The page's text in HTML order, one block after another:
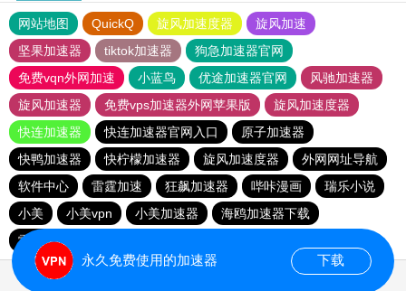
网站地图 QuickQ 旋风加速度器
旋风加速
坚果加速器
tiktok加速器
狗急加速器官网
免费vqn外网加速
小蓝鸟 优途加速器官网
风驰加速器
旋风加速器
免费vps加速器外网苹果版
旋风加速度器
快连加速器
快连加速器官网入口
原子加速器
快鸭加速器
快柠檬加速器 旋风加速度器
外网网址导航
软件中心
雷霆加速 狂飙加速器 哔咔漫画
瑞乐小说
小美
小美vpn 小美加速器
海鸥加速器下载
雷霆加速版ins
永久免费使用的加速器 下载